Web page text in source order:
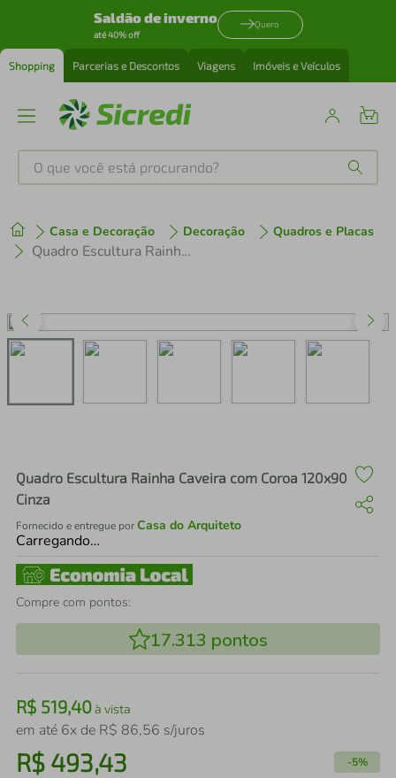
Saldão de inverno
até 40% off
Quero
Shopping Parcerias e Descontos Viagens Imóveis e Veículos
O que você está procurando?
Casa e Decoração Decoração Quadros e Placas
Quadro Escultura Rainha Caveira com Coroa 120x90 Cinza
Quadro Escultura Rainha Caveira com Coroa 120x90
Cinza
Fornecido e entregue porCasa do Arquiteto
Carregando…
Compre com pontos:
17.313 pontos
R$ 519,40à vista
em até 6x de R$ 86,56 s/juros
R$ 493,43 -5%
1º tenis
perfume